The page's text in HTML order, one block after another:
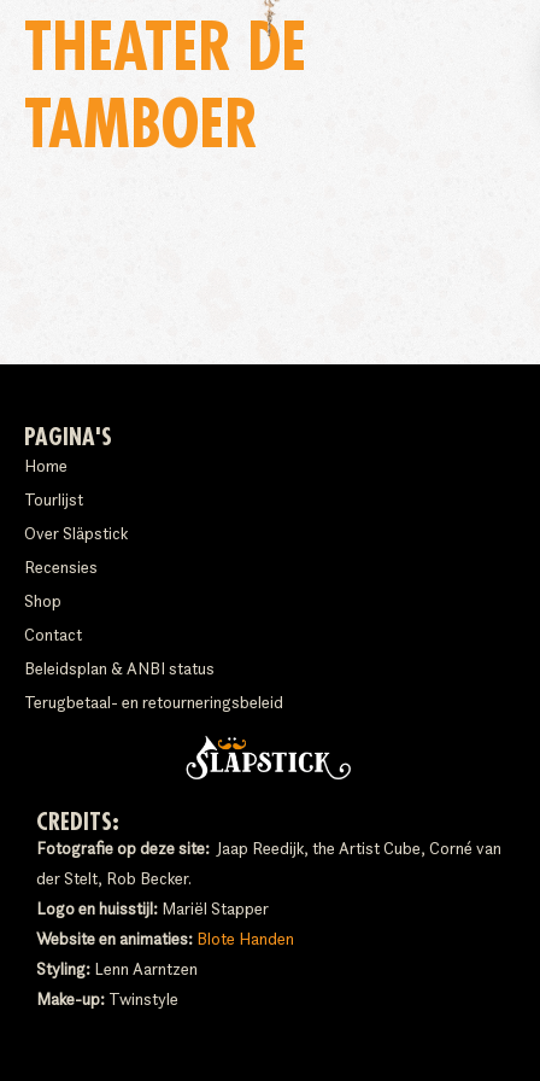
THEATER DE
TAMBOER
PAGINA'S
Home
Tourlijst
Over Släpstick
Recensies
Shop
Contact
Beleidsplan & ANBI status
Terugbetaal- en retourneringsbeleid
CREDITS:
Fotografie op deze site: Jaap Reedijk, the Artist Cube, Corné van
der Stelt, Rob Becker.
Logo en huisstijl: Mariël Stapper
Website en animaties: Blote Handen
Styling: Lenn Aarntzen
Make-up: Twinstyle